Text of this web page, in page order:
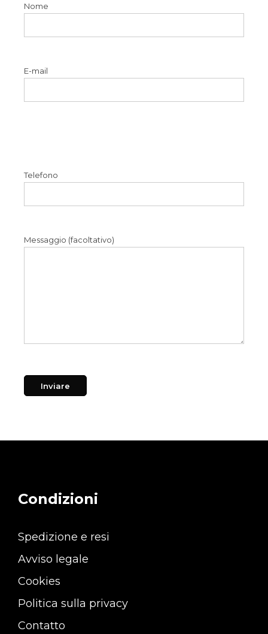
Nome
E-mail
field
Telefono
Messaggio (facoltativo)
Condizioni
Spedizione e resi
Avviso legale
Cookies
Politica sulla privacy
Contatto